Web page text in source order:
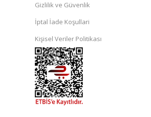
Gizlilik ve Güvenlik
İptal İade Koşullari
Kişisel Veriler Politikası